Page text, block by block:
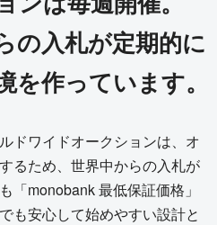
の入札が定期的に
を作っています。
ドワイドオークションは、オ
るため、世界中からの入札が
「monobank 最低保証価格」
も安心して始めやすい設計と